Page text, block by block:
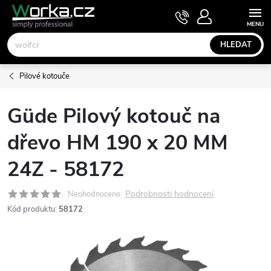
Přejít
obsah
HLEDAT
NÁKUPNÍ
KOŠÍK
Pilové kotouče
Güde Pilový kotouč na
dřevo HM 190 x 20 MM
24Z - 58172
Neohodnoceno Podrobnosti hodnocení
Kód produktu: 58172